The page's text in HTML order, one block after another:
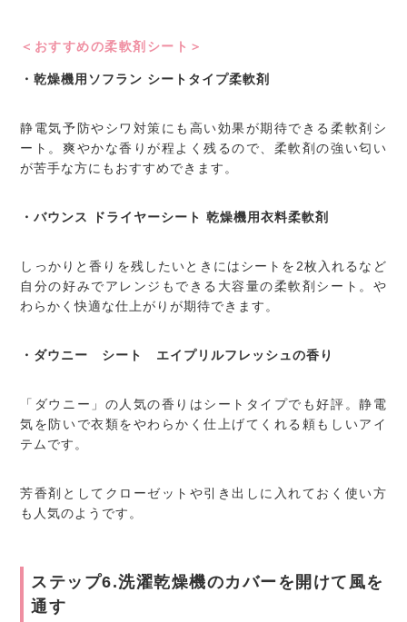
＜おすすめの柔軟剤シート＞
・乾燥機用ソフラン シートタイプ柔軟剤
静電気予防やシワ対策にも高い効果が期待できる柔軟剤シ
ート。爽やかな香りが程よく残るので、柔軟剤の強い匂い
が苦手な方にもおすすめできます。
・バウンス ドライヤーシート 乾燥機用衣料柔軟剤
しっかりと香りを残したいときにはシートを2枚入れるなど
自分の好みでアレンジもできる大容量の柔軟剤シート。や
わらかく快適な仕上がりが期待できます。
・ダウニー シート エイプリルフレッシュの香り
「ダウニー」の人気の香りはシートタイプでも好評。静電
気を防いで衣類をやわらかく仕上げてくれる頼もしいアイ
テムです。
芳香剤としてクローゼットや引き出しに入れておく使い方
も人気のようです。
ステップ6.洗濯乾燥機のカバーを開けて風を
通す